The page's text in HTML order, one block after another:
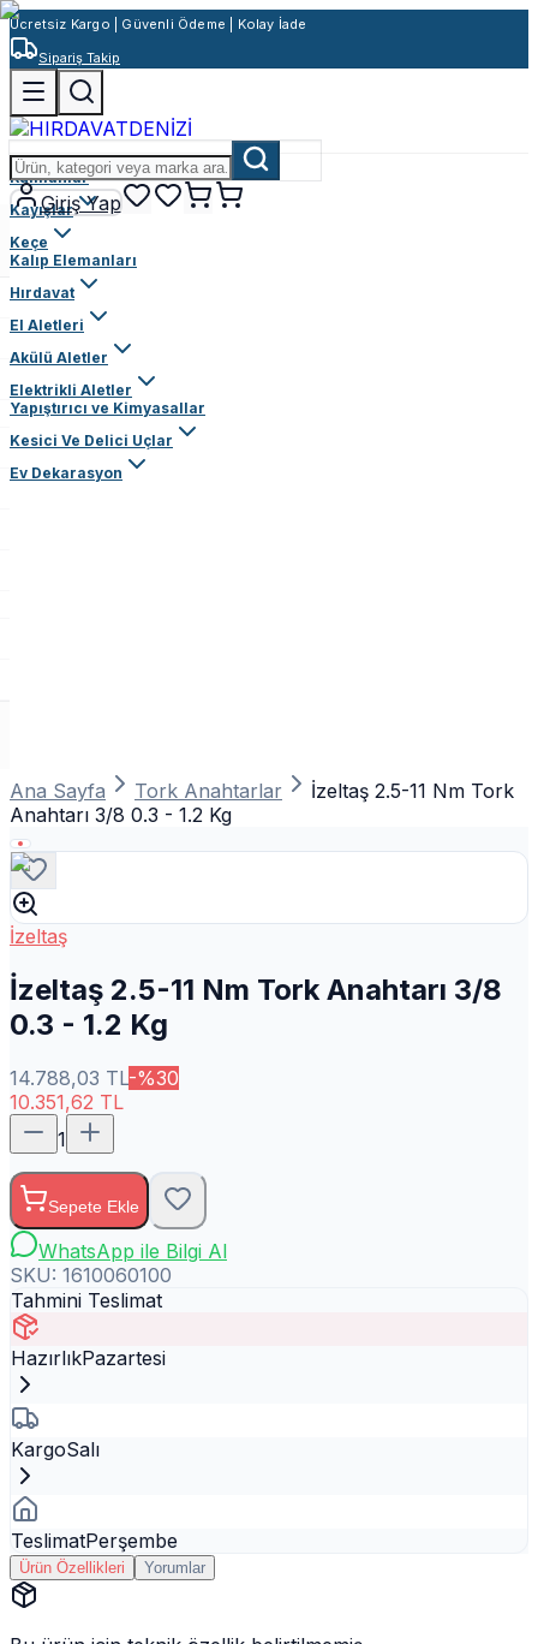
Ücretsiz Kargo | Güvenli Ödeme | Kolay İade
Sipariş Takip
Giriş Yap
Rulmanlar
Kayışlar
Keçe
Kalıp Elemanları
Hırdavat
El Aletleri
Akülü Aletler
Elektrikli Aletler
Yapıştırıcı ve Kimyasallar
Kesici Ve Delici Uçlar
Ev Dekarasyon
Ana Sayfa Tork Anahtarlar
İzeltaş 2.5-11 Nm Tork
Anahtarı 3/8 0.3 - 1.2 Kg
İzeltaş
İzeltaş 2.5-11 Nm Tork Anahtarı 3/8
0.3 - 1.2 Kg
14.788,03 TL-%30
10.351,62 TL
1
Sepete Ekle
WhatsApp ile Bilgi Al
SKU: 1610060100
Tahmini Teslimat
HazırlıkPazartesi
KargoSalı
TeslimatPerşembe
Ürün Özellikleri Yorumlar